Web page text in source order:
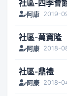
社區-四季會
阿康 2019-
社區-萬寶隆
阿康 2018-
社區-鼎禮
阿康 2018-